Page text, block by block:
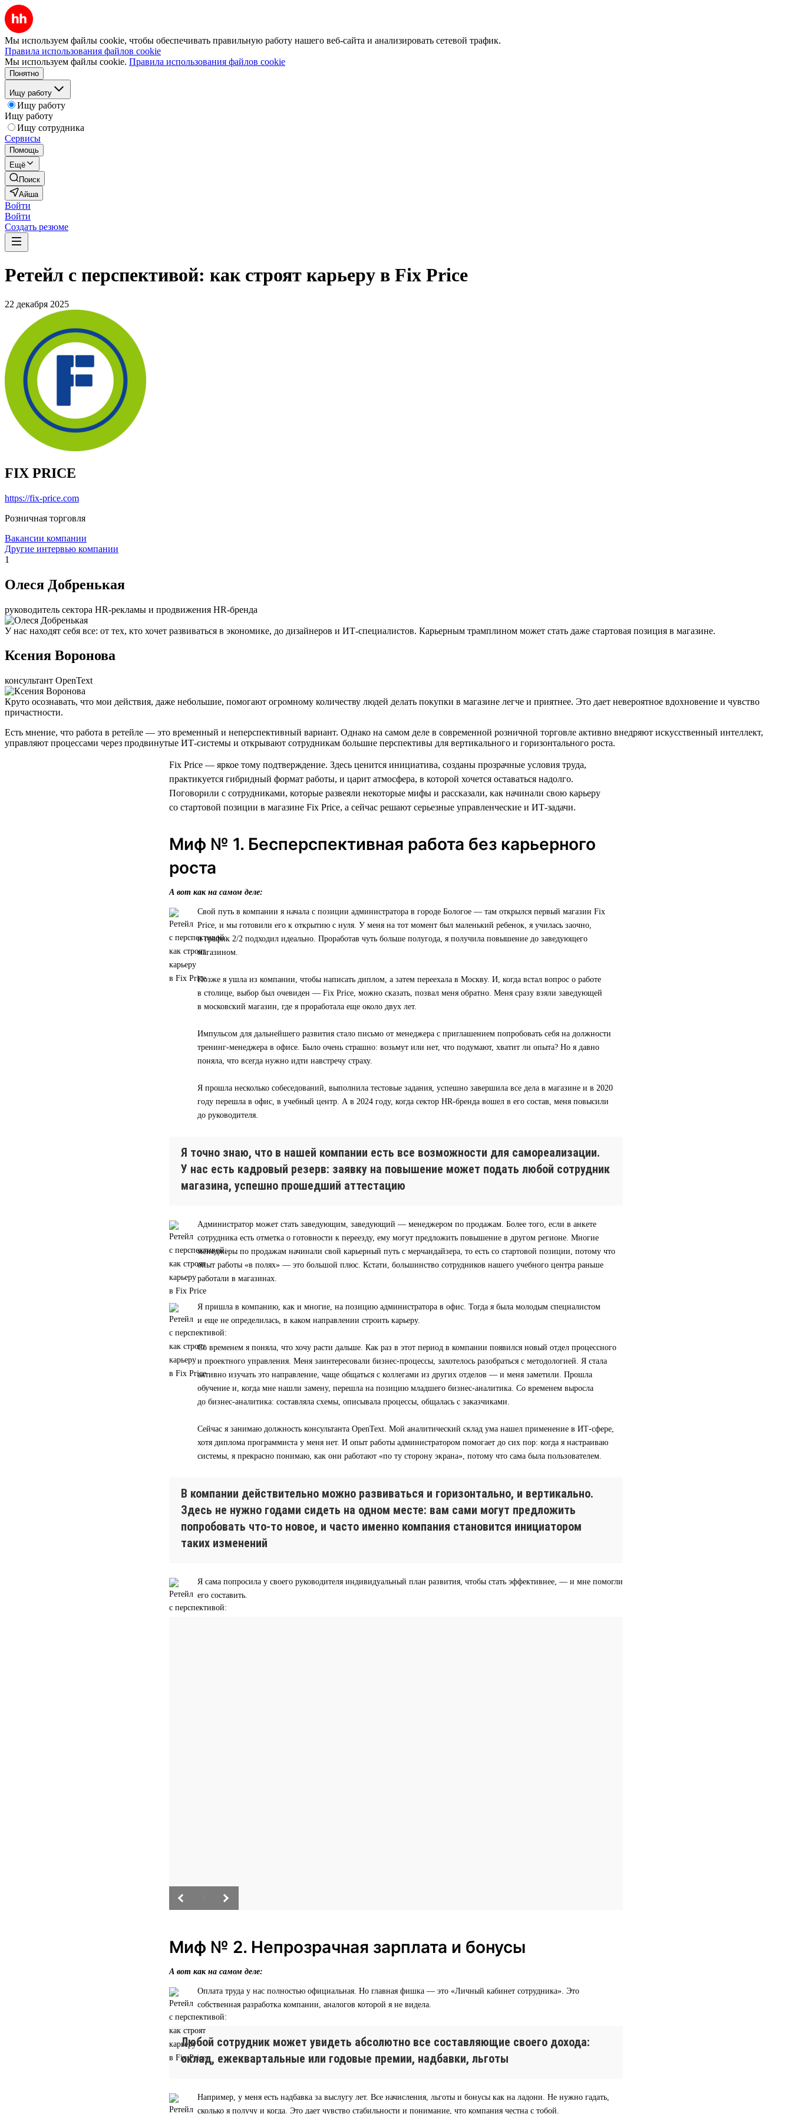
Мы используем файлы cookie, чтобы обеспечивать правильную работу нашего веб-сайта и анализировать сетевой трафик.
Правила использования файлов cookie
Мы используем файлы cookie. Правила использования файлов cookie
Понятно
Ищу работу
Ищу работу
Ищу работу
Ищу сотрудника
Сервисы
Помощь
Ещё
Поиск
Айша
Войти
Войти
Создать резюме
Ретейл с перспективой: как строят карьеру в Fix Price
22 декабря 2025
FIX PRICE
https://fix-price.com
Розничная торговля
Вакансии компании
Другие интервью компании
1
Олеся Добренькая
руководитель сектора HR-рекламы и продвижения HR-бренда
У нас находят себя все: от тех, кто хочет развиваться в экономике, до дизайнеров и ИТ-специалистов. Карьерным трамплином может стать даже стартовая позиция в магазине.
Ксения Воронова
консультант OpenText
Круто осознавать, что мои действия, даже небольшие, помогают огромному количеству людей делать покупки в магазине легче и приятнее. Это дает невероятное вдохновение и чувство
причастности.
Есть мнение, что работа в ретейле — это временный и неперспективный вариант. Однако на самом деле в современной розничной торговле активно внедряют искусственный интеллект,
управляют процессами через продвинутые ИТ-системы и открывают сотрудникам большие перспективы для вертикального и горизонтального роста.
Fix Price — яркое тому подтверждение. Здесь ценится инициатива, созданы прозрачные условия труда,
практикуется гибридный формат работы, и царит атмосфера, в которой хочется оставаться надолго.
Поговорили с сотрудниками, которые развеяли некоторые мифы и рассказали, как начинали свою карьеру
со стартовой позиции в магазине Fix Price, а сейчас решают серьезные управленческие и ИТ-задачи.
Миф № 1. Бесперспективная работа без карьерного
роста
А вот как на самом деле:
Свой путь в компании я начала с позиции администратора в городе Бологое — там открылся первый магазин Fix
Price, и мы готовили его к открытию с нуля. У меня на тот момент был маленький ребенок, я училась заочно,
и график 2/2 подходил идеально. Проработав чуть больше полугода, я получила повышение до заведующего
магазином.
Позже я ушла из компании, чтобы написать диплом, а затем переехала в Москву. И, когда встал вопрос о работе
в столице, выбор был очевиден — Fix Price, можно сказать, позвал меня обратно. Меня сразу взяли заведующей
в московский магазин, где я проработала еще около двух лет.
Импульсом для дальнейшего развития стало письмо от менеджера с приглашением попробовать себя на должности
тренинг-менеджера в офисе. Было очень страшно: возьмут или нет, что подумают, хватит ли опыта? Но я давно
поняла, что всегда нужно идти навстречу страху.
Я прошла несколько собеседований, выполнила тестовые задания, успешно завершила все дела в магазине и в 2020
году перешла в офис, в учебный центр. А в 2024 году, когда сектор HR-бренда вошел в его состав, меня повысили
до руководителя.
Я точно знаю, что в нашей компании есть все возможности для самореализации.
У нас есть кадровый резерв: заявку на повышение может подать любой сотрудник
магазина, успешно прошедший аттестацию
Администратор может стать заведующим, заведующий — менеджером по продажам. Более того, если в анкете
сотрудника есть отметка о готовности к переезду, ему могут предложить повышение в другом регионе. Многие
менеджеры по продажам начинали свой карьерный путь с мерчандайзера, то есть со стартовой позиции, потому что
опыт работы «в полях» — это большой плюс. Кстати, большинство сотрудников нашего учебного центра раньше
работали в магазинах.
Я пришла в компанию, как и многие, на позицию администратора в офис. Тогда я была молодым специалистом
и еще не определилась, в каком направлении строить карьеру.
Со временем я поняла, что хочу расти дальше. Как раз в этот период в компании появился новый отдел процессного
и проектного управления. Меня заинтересовали бизнес-процессы, захотелось разобраться с методологией. Я стала
активно изучать это направление, чаще общаться с коллегами из других отделов — и меня заметили. Прошла
обучение и, когда мне нашли замену, перешла на позицию младшего бизнес-аналитика. Со временем выросла
до бизнес-аналитика: составляла схемы, описывала процессы, общалась с заказчиками.
Сейчас я занимаю должность консультанта OpenText. Мой аналитический склад ума нашел применение в ИТ-сфере,
хотя диплома программиста у меня нет. И опыт работы администратором помогает до сих пор: когда я настраиваю
системы, я прекрасно понимаю, как они работают «по ту сторону экрана», потому что сама была пользователем.
В компании действительно можно развиваться и горизонтально, и вертикально.
Здесь не нужно годами сидеть на одном месте: вам сами могут предложить
попробовать что-то новое, и часто именно компания становится инициатором
таких изменений
Я сама попросила у своего руководителя индивидуальный план развития, чтобы стать эффективнее, — и мне помогли
его составить.
Миф № 2. Непрозрачная зарплата и бонусы
А вот как на самом деле:
Оплата труда у нас полностью официальная. Но главная фишка — это «Личный кабинет сотрудника». Это
собственная разработка компании, аналогов которой я не видела.
Любой сотрудник может увидеть абсолютно все составляющие своего дохода:
оклад, ежеквартальные или годовые премии, надбавки, льготы
Например, у меня есть надбавка за выслугу лет. Все начисления, льготы и бонусы как на ладони. Не нужно гадать,
сколько я получу и когда. Это дает чувство стабильности и понимание, что компания честна с тобой.